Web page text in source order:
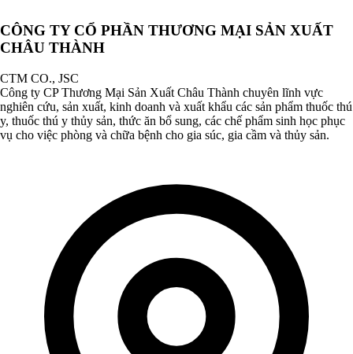
CÔNG TY CỔ PHẦN THƯƠNG MẠI SẢN XUẤT
CHÂU THÀNH
CTM CO., JSC
Công ty CP Thương Mại Sản Xuất Châu Thành chuyên lĩnh vực
nghiên cứu, sản xuất, kinh doanh và xuất khẩu các sản phẩm thuốc thú
y, thuốc thú y thủy sản, thức ăn bổ sung, các chế phẩm sinh học phục
vụ cho việc phòng và chữa bệnh cho gia súc, gia cầm và thủy sản.